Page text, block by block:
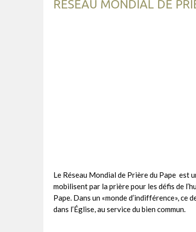
RÉSEAU MONDIAL DE
Le Réseau Mondial de Prière du Pape est
mobilisent par la prière pour les défis de
Pape. Dans un «monde d’indifférence»,
dans l’Église, au service du bien commun.